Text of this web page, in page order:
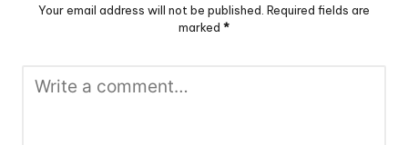
Your email address will not be published. Required fields are
marked *